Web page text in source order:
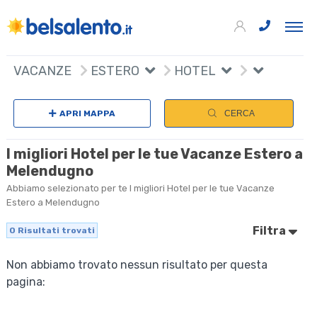
VACANZE ESTERO HOTEL
APRI MAPPA CERCA
I migliori Hotel per le tue Vacanze Estero a
Melendugno
Abbiamo selezionato per te I migliori Hotel per le tue Vacanze
Estero a Melendugno
0 Risultati trovati Filtra
Non abbiamo trovato nessun risultato per questa
pagina: